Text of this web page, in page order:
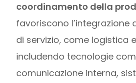
coordinamento della
favoriscono l’integrazione
di servizio, come logistica
includendo tecnologie
comunicazione interna,